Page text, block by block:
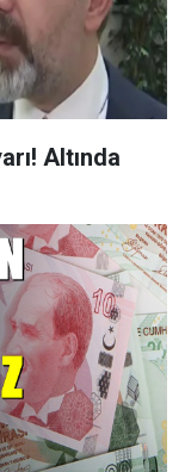
Altında